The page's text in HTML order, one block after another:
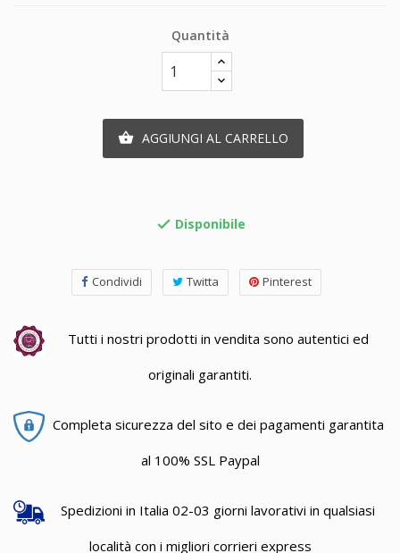
Quantità
 AGGIUNGI AL CARRELLO
 Disponibile
Condividi Twitta Pinterest
Tutti i nostri prodotti in vendita sono autentici ed
originali garantiti.
Completa sicurezza del sito e dei pagamenti garantita
al 100% SSL Paypal
Spedizioni in Italia 02-03 giorni lavorativi in qualsiasi
località con i migliori corrieri express